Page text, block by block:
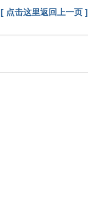
[ 点击这里返回上一页 ]